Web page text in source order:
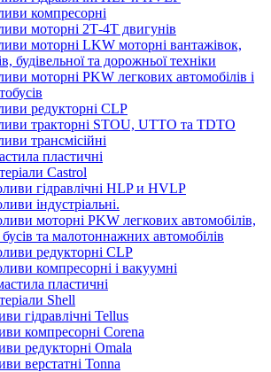
компресорні
моторні 2Т-4Т двигунів
моторні LKW моторні вантажівок,
будівельної та дорожньої техніки
моторні PKW легкових автомобілів і
редукторні CLP
тракторні STOU, UTTO та TDTO
трансмісійні
пластичні
Castrol
гідравлічні HLP и HVLP
індустріальні.
моторні PKW легкових автомобілів,
та малотоннажних автомобілів
редукторні CLP
компресорні і вакуумні
пластичні
Shell
гідравлічні Tellus
компресорні Corena
редукторні Omala
верстатні Tonna